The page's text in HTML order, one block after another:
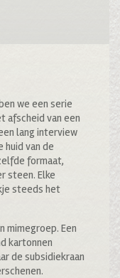
we een serie
afscheid van een
lang interview
huid van de
formaat,
steen. Elke
steeds het
mimegroep. Een
kartonnen
de subsidiekraan